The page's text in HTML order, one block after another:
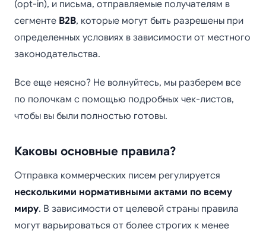
(opt-in), и письма, отправляемые получателям в
сегменте B2B, которые могут быть разрешены при
определенных условиях в зависимости от местного
законодательства.
Все еще неясно? Не волнуйтесь, мы разберем все
по полочкам с помощью подробных чек-листов,
чтобы вы были полностью готовы.
Каковы основные правила?
Отправка коммерческих писем регулируется
несколькими нормативными актами по всему
миру. В зависимости от целевой страны правила
могут варьироваться от более строгих к менее